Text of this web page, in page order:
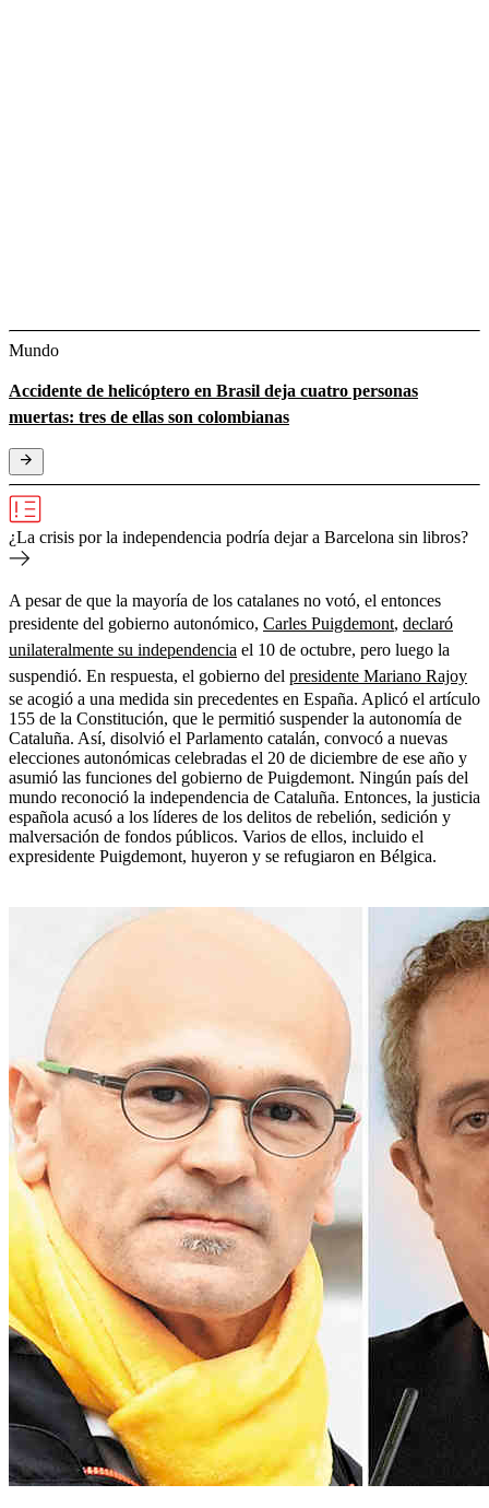
Mundo
Accidente de helicóptero en Brasil deja cuatro personas
muertas: tres de ellas son colombianas
¿La crisis por la independencia podría dejar a Barcelona sin libros?
A pesar de que la mayoría de los catalanes no votó, el entonces
presidente del gobierno autonómico, Carles Puigdemont, declaró
unilateralmente su independencia el 10 de octubre, pero luego la
suspendió. En respuesta, el gobierno del presidente Mariano Rajoy
se acogió a una medida sin precedentes en España. Aplicó el artículo
155 de la Constitución, que le permitió suspender la autonomía de
Cataluña. Así, disolvió el Parlamento catalán, convocó a nuevas
elecciones autonómicas celebradas el 20 de diciembre de ese año y
asumió las funciones del gobierno de Puigdemont. Ningún país del
mundo reconoció la independencia de Cataluña. Entonces, la justicia
española acusó a los líderes de los delitos de rebelión, sedición y
malversación de fondos públicos. Varios de ellos, incluido el
expresidente Puigdemont, huyeron y se refugiaron en Bélgica.